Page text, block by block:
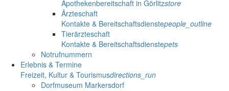
Apothekenbereitschaft in Görlitzstore
Ärzteschaft
Kontakte & Bereitschaftsdienstepeople_outline
Tierärzteschaft
Kontakte & Bereitschaftsdienstepets
Notrufnummern
Erlebnis & Termine
Freizeit, Kultur & Tourismusdirections_run
Dorfmuseum Markersdorf